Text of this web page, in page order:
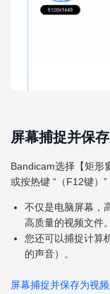
屏幕捕捉并保
Bandicam选择【矩形
或按热键 “（F12键）
不仅是电脑屏幕，
高质量的视频文件。
您还可以捕捉计算
的声音）。
屏幕捕捉并保存为视